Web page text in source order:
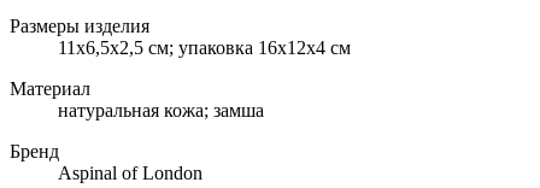
Размеры изделия
11х6,5х2,5 см; упаковка 16х12х4 см
Материал
натуральная кожа; замша
Бренд
Aspinal of London